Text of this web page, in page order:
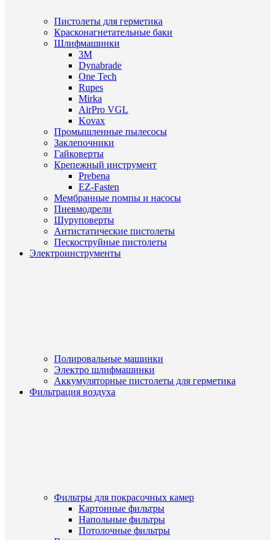
Пистолеты для герметика
Красконагнетательные баки
Шлифмашинки
3M
Dynabrade
One Tech
Rupes
Mirka
AirPro VGL
Kovax
Промышленные пылесосы
Заклепочники
Гайковерты
Крепежный инструмент
Prebena
EZ-Fasten
Мембранные помпы и насосы
Пневмодрели
Шуруповерты
Антистатические пистолеты
Пескоструйные пистолеты
Электроинструменты
Полировальные машинки
Электро шлифмашинки
Аккумуляторные пистолеты для герметика
Фильтрация воздуха
Фильтры для покрасочных камер
Картонные фильтры
Напольные фильтры
Потолочные фильтры